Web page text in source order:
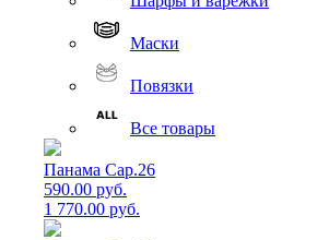
Маски
Повязки
Все товары
Панама Cap.26
590.00 руб.
1 770.00 руб.